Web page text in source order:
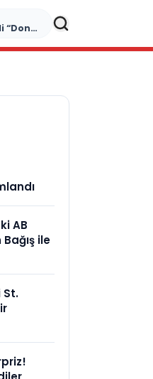
Yonca Samlı ‘dan İkinci Tekli “Donacaksın Sevgilim “ yayımlandı
AB
ile
St.